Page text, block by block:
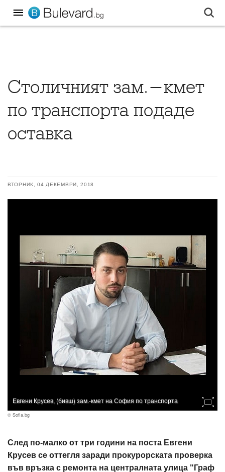
Столичният зам.-кмет
по транспорта подаде
оставка
ВТОРНИК, 04 ДЕКЕМВРИ, 2018
Евгени Крусев, (бивш) зам.-кмет на София по транспорта
© Sofia.bg
След по-малко от три години на поста Евгени
Крусев се оттегля заради прокурорската проверка
във връзка с ремонта на централната улица "Граф